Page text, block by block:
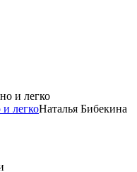
и легкоНаталья Бибекина